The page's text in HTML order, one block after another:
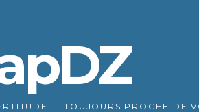
— TOUJOURS PROCHE DE